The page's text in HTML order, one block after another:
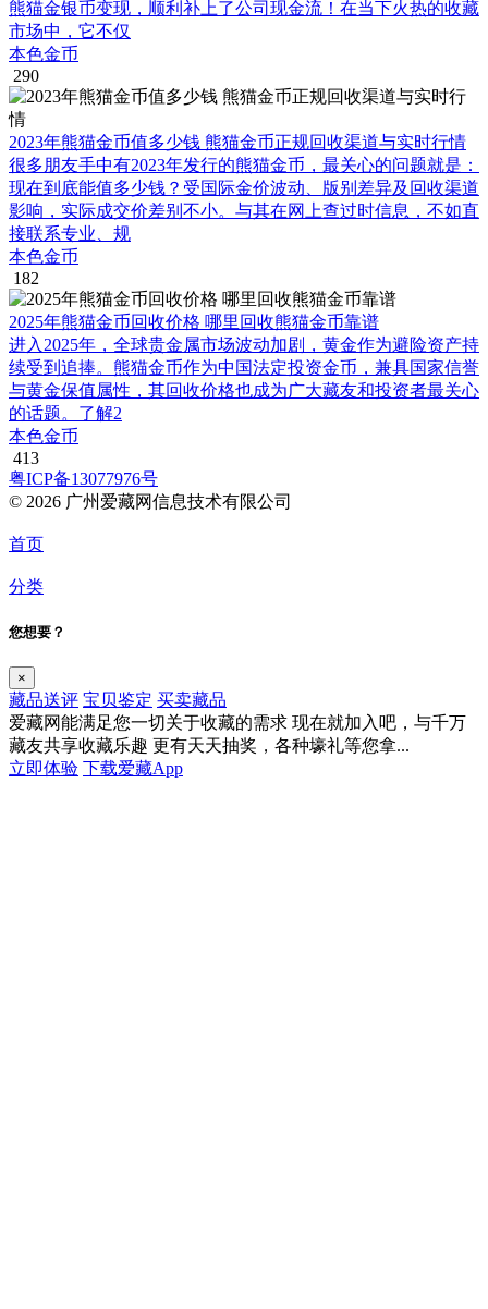
熊猫金银币变现，顺利补上了公司现金流！在当下火热的收藏
市场中，它不仅
本色金币
290
2023年熊猫金币值多少钱 熊猫金币正规回收渠道与实时行情
很多朋友手中有2023年发行的熊猫金币，最关心的问题就是：
现在到底能值多少钱？受国际金价波动、版别差异及回收渠道
影响，实际成交价差别不小。与其在网上查过时信息，不如直
接联系专业、规
本色金币
182
2025年熊猫金币回收价格 哪里回收熊猫金币靠谱
进入2025年，全球贵金属市场波动加剧，黄金作为避险资产持
续受到追捧。熊猫金币作为中国法定投资金币，兼具国家信誉
与黄金保值属性，其回收价格也成为广大藏友和投资者最关心
的话题。了解2
本色金币
413
粤ICP备13077976号
© 2026 广州爱藏网信息技术有限公司
首页
分类
您想要？
×
藏品送评 宝贝鉴定 买卖藏品
爱藏网能满足您一切关于收藏的需求 现在就加入吧，与千万
藏友共享收藏乐趣 更有天天抽奖，各种壕礼等您拿...
立即体验 下载爱藏App